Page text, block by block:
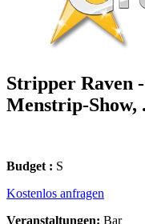
Stripper Raven
Menstrip-Show,
Budget : S
Kostenlos anfragen
Veranstaltungen: Bar